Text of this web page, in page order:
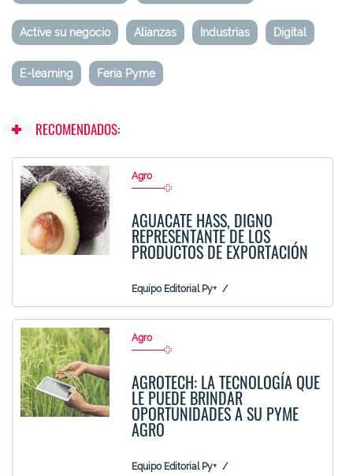
Active su negocio Alianzas Industrias Digital
E-learning Feria Pyme
RECOMENDADOS:
Agro
AGUACATE HASS, DIGNO
REPRESENTANTE DE LOS
PRODUCTOS DE EXPORTACIÓN
Equipo Editorial Py+
Agro
AGROTECH: LA TECNOLOGÍA QUE
LE PUEDE BRINDAR
OPORTUNIDADES A SU PYME
AGRO
Equipo Editorial Py+